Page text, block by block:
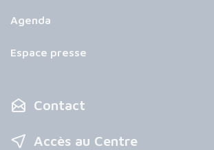
Agenda
Espace presse
Contact
Accès au Centre